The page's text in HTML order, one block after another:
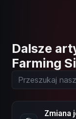
Dalsze
Farming
Zmiana